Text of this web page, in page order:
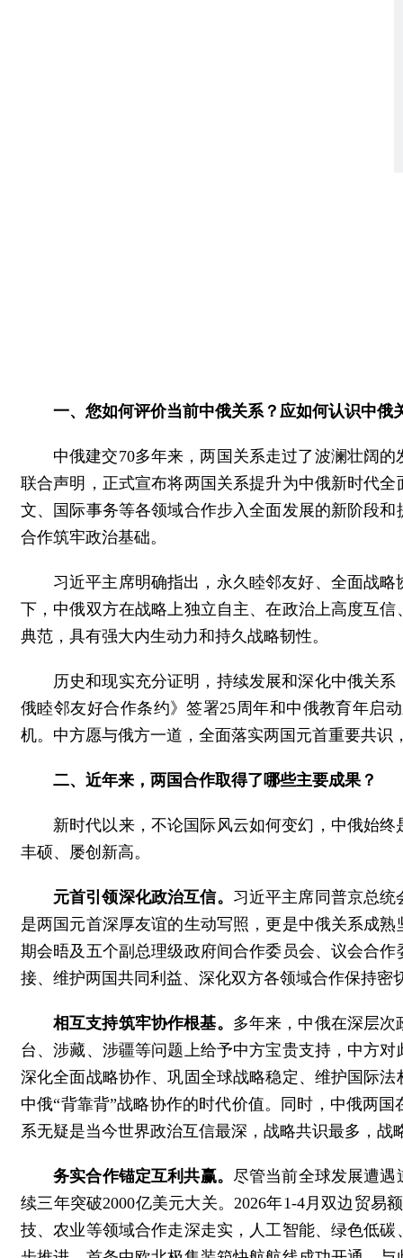
一、您如何评价当前中俄关系？应如何认识中俄
中俄建交70多年来，两国关系走过了波澜壮阔
联合声明，正式宣布将两国关系提升为中俄新时代
文、国际事务等各领域合作步入全面发展的新阶段
合作筑牢政治基础。
习近平主席明确指出，永久睦邻友好、全面战
下，中俄双方在战略上独立自主、在政治上高度互
典范，具有强大内生动力和持久战略韧性。
历史和现实充分证明，持续发展和深化中俄关
俄睦邻友好合作条约》签署25周年和中俄教育年启
机。中方愿与俄方一道，全面落实两国元首重要共
二、近年来，两国合作取得了哪些主要成果？
新时代以来，不论国际风云如何变幻，中俄始
丰硕、屡创新高。
元首引领深化政治互信。 习近平主席同普京总
是两国元首深厚友谊的生动写照，更是中俄关系成
期会晤及五个副总理级政府间合作委员会、议会合
接、维护两国共同利益、深化双方各领域合作保持
相互支持筑牢协作根基。 多年来，中俄在深层
台、涉藏、涉疆等问题上给予中方宝贵支持，中方
深化全面战略协作、巩固全球战略稳定、维护国际
中俄“背靠背”战略协作的时代价值。同时，中俄两
系无疑是当今世界政治互信最深，战略共识最多，
务实合作锚定互利共赢。 尽管当前全球发展遭遇
续三年突破2000亿美元大关。2026年1-4月双边贸易
技、农业等领域合作走深走实，人工智能、绿色低